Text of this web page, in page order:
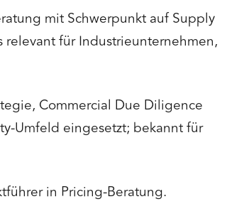
mit Schwerpunkt auf Supply
für Industrieunternehmen,
Commercial Due Diligence
Umfeld eingesetzt; bekannt für
in Pricing-Beratung.